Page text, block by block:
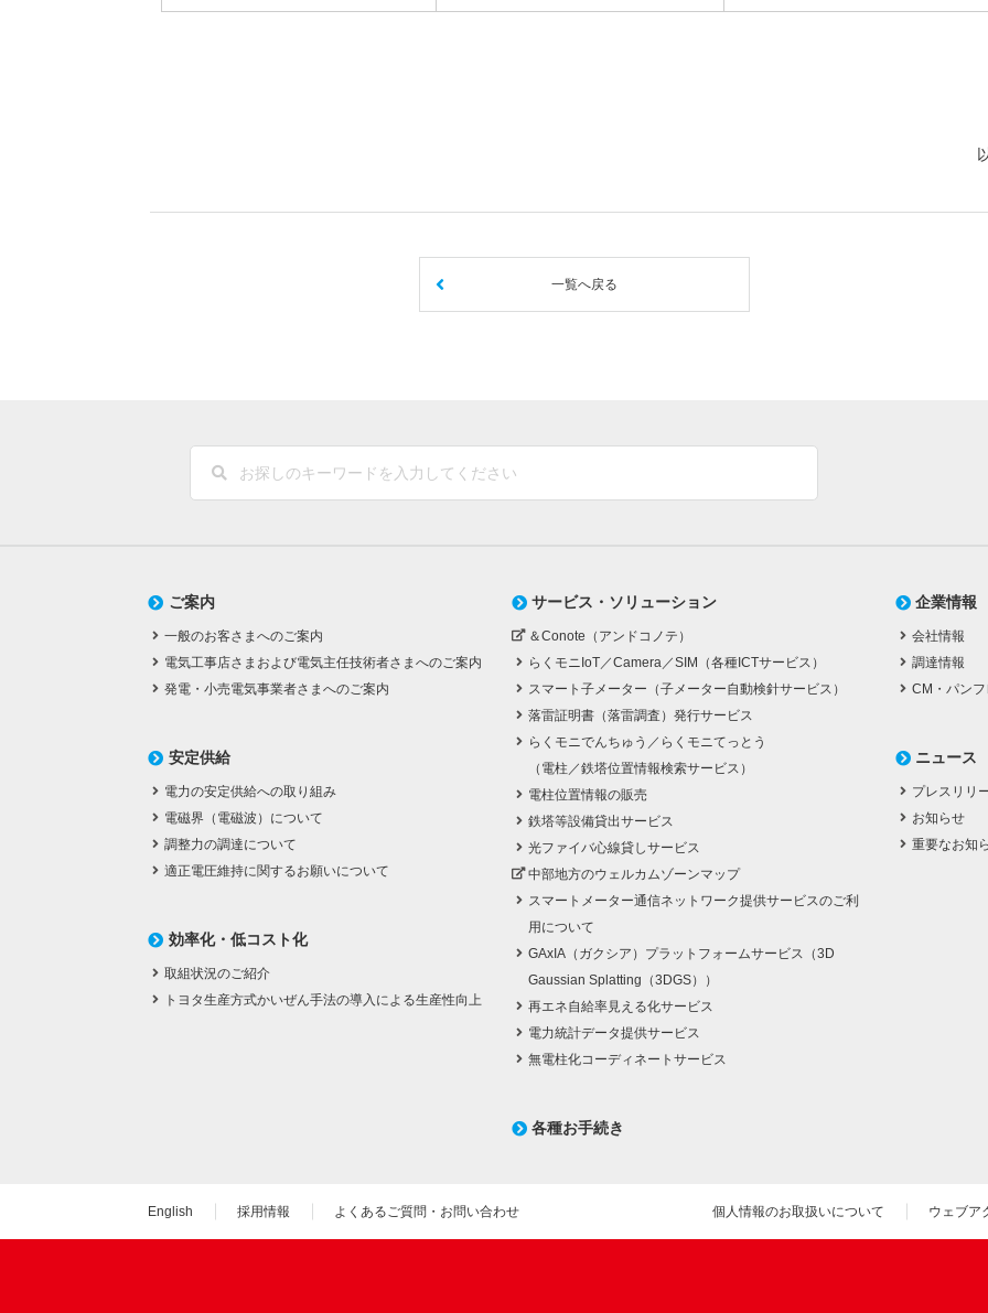
一覧へ戻る
ご案内
一般のお客さまへのご案内
電気工事店さまおよび電気主任技術者さまへのご案内
発電・小売電気事業者さまへのご案内
安定供給
電力の安定供給への取り組み
電磁界（電磁波）について
調整力の調達について
適正電圧維持に関するお願いについて
効率化・低コスト化
取組状況のご紹介
トヨタ生産方式かいぜん手法の導入による生産性向上
サービス・ソリューション
＆Conote（アンドコノテ）
らくモニIoT／Camera／SIM（各種ICTサービス）
スマート子メーター（子メーター自動検針サービス）
落雷証明書（落雷調査）発行サービス
らくモニでんちゅう／らくモニてっとう
（電柱／鉄塔位置情報検索サービス）
電柱位置情報の販売
鉄塔等設備貸出サービス
光ファイバ心線貸しサービス
中部地方のウェルカムゾーンマップ
スマートメーター通信ネットワーク提供サービスのご利
用について
GAxIA（ガクシア）プラットフォームサービス（3D
Gaussian Splatting（3DGS））
再エネ自給率見える化サービス
電力統計データ提供サービス
無電柱化コーディネートサービス
各種お手続き
企業情報
会社情報
調達情報
CM・パン
ニュース
プレスリリ
お知らせ
重要なお知
English 採用情報 よくあるご質問・お問い合わせ 個人情報のお取扱いについて ウェブア